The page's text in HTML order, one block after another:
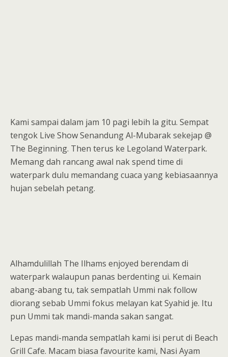
Kami sampai dalam jam 10 pagi lebih la gitu. Sempat
tengok Live Show Senandung Al-Mubarak sekejap @
The Beginning. Then terus ke Legoland Waterpark.
Memang dah rancang awal nak spend time di
waterpark dulu memandang cuaca yang kebiasaannya
hujan sebelah petang.
Alhamdulillah The Ilhams enjoyed berendam di
waterpark walaupun panas berdenting ui. Kemain
abang-abang tu, tak sempatlah Ummi nak follow
diorang sebab Ummi fokus melayan kat Syahid je. Itu
pun Ummi tak mandi-manda sakan sangat.
Lepas mandi-manda sempatlah kami isi perut di Beach
Grill Cafe. Macam biasa favourite kami, Nasi Ayam